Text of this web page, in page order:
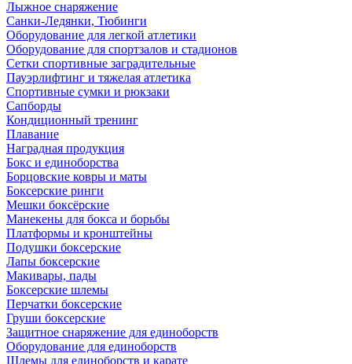
Лыжное снаряжение
Санки-Ледянки, Тюбинги
Оборудование для легкой атлетики
Оборудование для спортзалов и стадионов
Сетки спортивные заградительные
Пауэрлифтинг и тяжелая атлетика
Спортивные сумки и рюкзаки
Сапборды
Кондиционный тренинг
Плавание
Наградная продукция
Бокс и единоборства
Борцовские ковры и маты
Боксерские ринги
Мешки боксёрские
Манекены для бокса и борьбы
Платформы и кронштейны
Подушки боксерские
Лапы боксерские
Макивары, пады
Боксерские шлемы
Перчатки боксерские
Груши боксерские
Защитное снаряжение для единоборств
Оборудование для единоборств
Шлемы для единоборств и карате